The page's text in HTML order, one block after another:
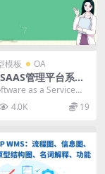
模板 OA
SAAS管理平台系
原型源文件
as a Service）
...
4.0K 19